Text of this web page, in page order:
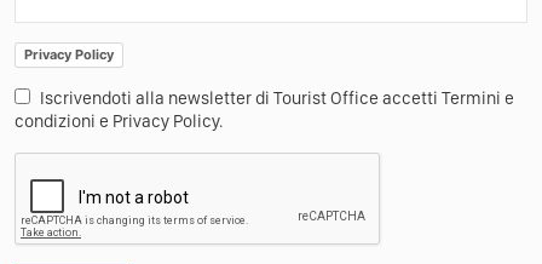
Privacy Policy
Iscrivendoti alla newsletter di Tourist Office accetti Termini e
condizioni e Privacy Policy.